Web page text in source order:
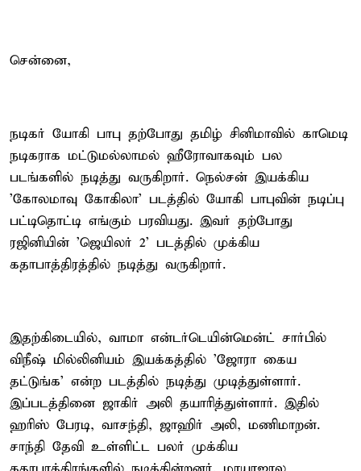
சென்னை,
நடிகர் யோகி பாபு தற்போது தமிழ் சினிமாவில் காமெடி
நடிகராக மட்டுமல்லாமல் ஹீரோவாகவும் பல
படங்களில் நடித்து வருகிறார். நெல்சன் இயக்கிய
'கோலமாவு கோகிலா' படத்தில் யோகி பாபுவின் நடிப்பு
பட்டிதொட்டி எங்கும் பரவியது. இவர் தற்போது
ரஜினியின் 'ஜெயிலர் 2' படத்தில் முக்கிய
கதாபாத்திரத்தில் நடித்து வருகிறார்.
இதற்கிடையில், வாமா என்டர்டெயின்மென்ட் சார்பில்
விநீஷ் மில்லினியம் இயக்கத்தில் 'ஜோரா கைய
தட்டுங்க' என்ற படத்தில் நடித்து முடித்துள்ளார்.
இப்படத்தினை ஜாகிர் அலி தயாரித்துள்ளார். இதில்
ஹரிஸ் பேரடி, வாசந்தி, ஜாஹிர் அலி, மணிமாறன்.
சாந்தி தேவி உள்ளிட்ட பலர் முக்கிய